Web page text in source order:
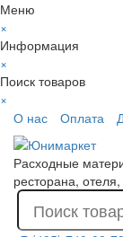
Меню
×
Информация
×
Поиск товаров
×
О нас
Оплата
Расходные
ресторана,